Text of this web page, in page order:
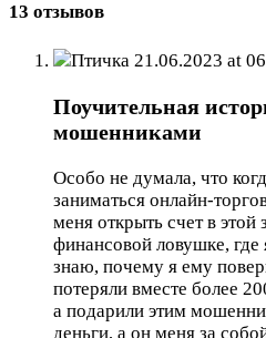
13 отзывов
Птичка 21.06.2023 at
Поучительная
мошенниками
Особо не думала, что
заниматься онлайн-
меня открыть счет в
финансовой ловушке, где
знаю, почему я ему
потеряли вместе более
а подарили этим
деньги, а он меня за